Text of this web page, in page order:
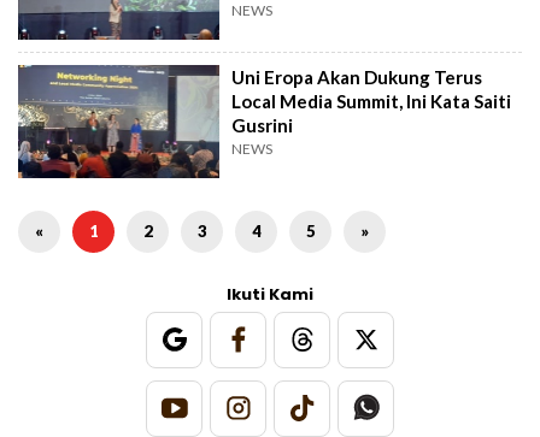
NEWS
Uni Eropa Akan Dukung Terus
Local Media Summit, Ini Kata Saiti
Gusrini
NEWS
« 1 2 3 4 5 »
Ikuti Kami